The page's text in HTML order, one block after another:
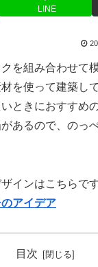
LINE
を組み合わせて
を使って建築し
ときにおすすめ
あるので、のっ
インはこちらです
アイデア
目次